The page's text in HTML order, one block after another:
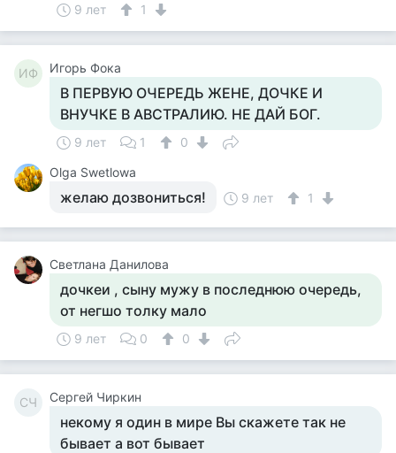
9 лет 1
ИФ Игорь Фока
В ПЕРВУЮ ОЧЕРЕДЬ ЖЕНЕ, ДОЧКЕ И
ВНУЧКЕ В АВСТРАЛИЮ. НЕ ДАЙ БОГ.
9 лет 1
0
Olga Swetlowa
желаю дозвониться! 9 лет 1
Светлана Данилова
дочкеи , сыну мужу в последнюю очередь,
от негшо толку мало
9 лет 0 0
СЧ Сергей Чиркин
некому я один в мире Вы скажете так не
бывает а вот бывает